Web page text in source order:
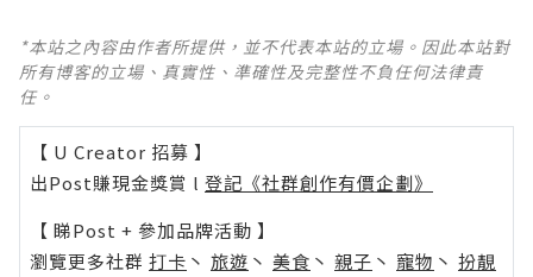
*本站之內容由作者所提供，並不代表本站的立場。因此本站對
所有博客的立場、真實性、準確性及完整性不負任何法律責
任。
【 U Creator 招募 】
出Post賺現金獎賞 l 登記《社群創作有價企劃》
【 睇Post + 參加品牌活動 】
瀏覽更多社群 打卡 丶 旅遊 丶 美食 丶 親子 丶 寵物 丶 扮靚